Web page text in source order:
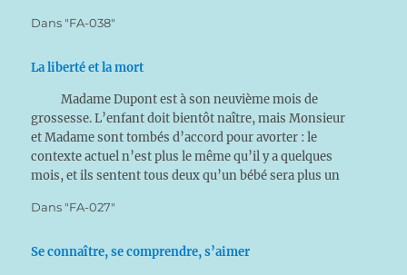
Dans "FA-038"
La liberté et la mort
Madame Dupont est à son neuvième mois de
grossesse. L’enfant doit bientôt naître, mais Monsieur
et Madame sont tombés d’accord pour avorter : le
contexte actuel n’est plus le même qu’il y a quelques
mois, et ils sentent tous deux qu’un bébé sera plus un
Dans "FA-027"
Se connaître, se comprendre, s’aimer